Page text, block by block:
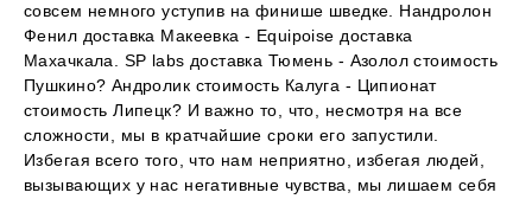
совсем немного уступив на финише шведке. Нандролон
Фенил доставка Макеевка - Equipoise доставка
Махачкала. SP labs доставка Тюмень - Азолол стоимость
Пушкино? Андролик стоимость Калуга - Ципионат
стоимость Липецк? И важно то, что, несмотря на все
сложности, мы в кратчайшие сроки его запустили.
Избегая всего того, что нам неприятно, избегая людей,
вызывающих у нас негативные чувства, мы лишаем себя